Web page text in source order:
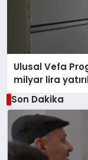
Ulusal Vefa
milyar lira
Son Dakika